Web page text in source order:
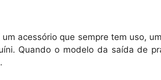
acessório que sempre tem uso,
Quando o modelo da saída de